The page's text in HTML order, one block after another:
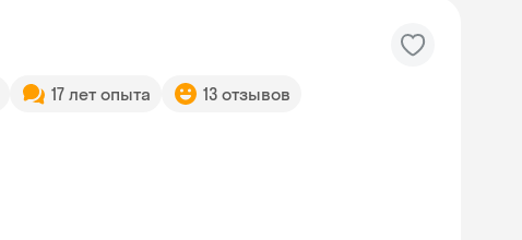
17 лет опыта 13 отзывов